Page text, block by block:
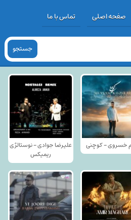
صفحه اصلی تماس با ما
جستجو
خسروی - کوچنی
علیرضا جوادی - نوستالژی
ریمیکس